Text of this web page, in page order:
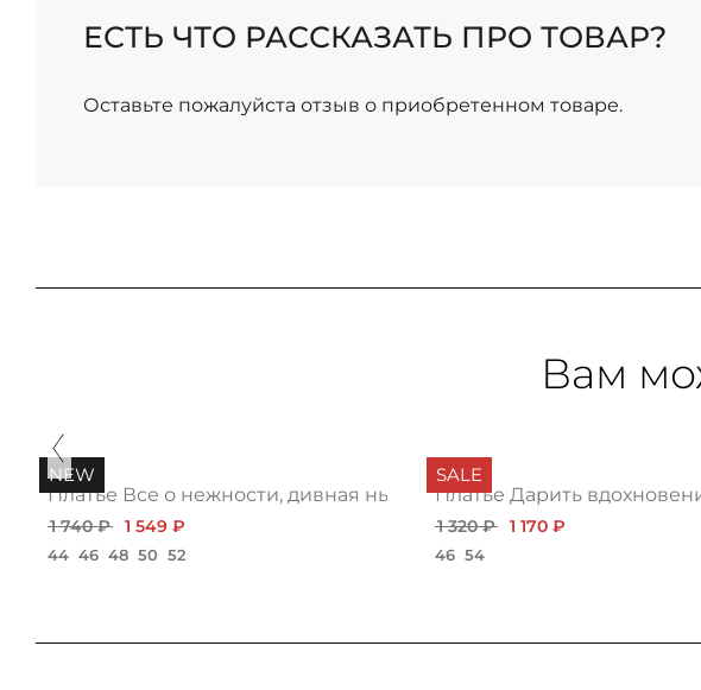
ЕСТЬ ЧТО РАССКАЗАТЬ ПРО ТОВАР?
Оставьте пожалуйста отзыв о приобретенном товаре.
Вам
NEW
Платье Все о нежности, дивная нью
1 740 ₽ 1 549 ₽
44 46 48 50 52
SALE
Платье Дарить
1 320 ₽ 1 170 ₽
46 54